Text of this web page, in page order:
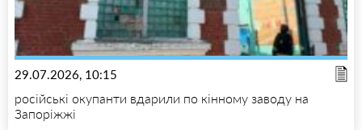
29.07.2026, 10:15
російські окупанти вдарили по кінному заводу на
Запоріжжі